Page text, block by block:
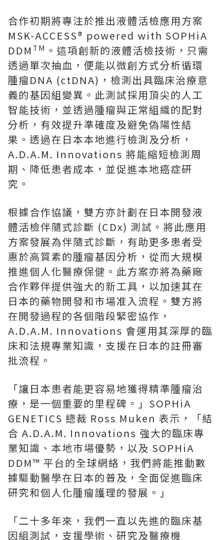
合作初期將專注於推出液體活檢應用方案
MSK-ACCESS® powered with SOPHiA
DDM TM 。這項創新的液體活檢技術，只需
透過單次抽血，便能以微創方式分析循環
腫瘤DNA (ctDNA)，檢測出具臨床治療意
義的基因組變異。此測試採用頂尖的人工
智能技術，並透過腫瘤與正常組織的配對
分析，有效提升準確度及避免偽陽性結
果。透過在日本本地進行檢測及分析，
A.D.A.M. Innovations 將能縮短檢測周
期、降低患者成本，並促進本地癌症研
究。
根據合作協議，雙方亦計劃在日本開發液
體活檢伴隨式診斷 (CDx) 測試。將此應用
方案發展為伴隨式診斷，有助更多患者受
惠於高質素的腫瘤基因分析，從而大規模
推進個人化醫療保健。此方案亦將為藥廠
合作夥伴提供強大的新工具，以加速其在
日本的藥物開發和市場准入流程。雙方將
在開發過程的各個階段緊密協作，
A.D.A.M. Innovations 會運用其深厚的臨
床和法規專業知識，支援在日本的註冊審
批流程。
「讓日本患者能更容易地獲得精準腫瘤治
療，是一個重要的里程碑。」SOPHiA
GENETICS 總裁 Ross Muken 表示，「結
合 A.D.A.M. Innovations 強大的臨床專
業知識、本地市場優勢，以及 SOPHiA
DDM™ 平台的全球網絡，我們將能推動數
據驅動醫學在日本的普及，全面促進臨床
研究和個人化腫瘤護理的發展。」
「二十多年來，我們一直以先進的臨床基
因組測試，支援學術、研究及醫療機